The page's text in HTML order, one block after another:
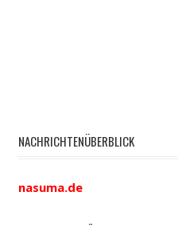
NACHRICHTENÜBERBLICK
nasuma.de